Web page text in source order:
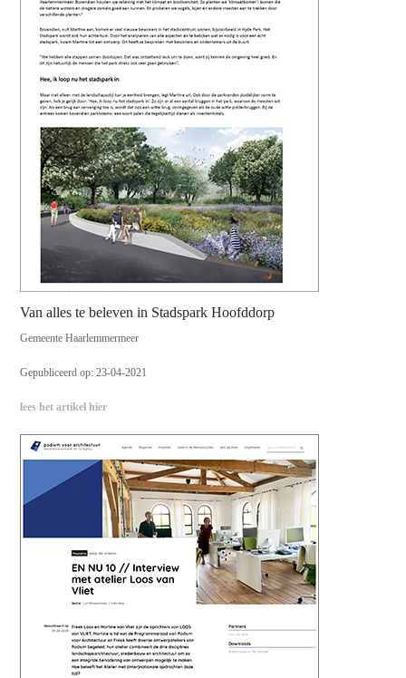
Van alles te beleven in Stadspark Hoofddorp
Gemeente Haarlemmermeer
Gepubliceerd op: 23-04-2021
lees het artikel hier